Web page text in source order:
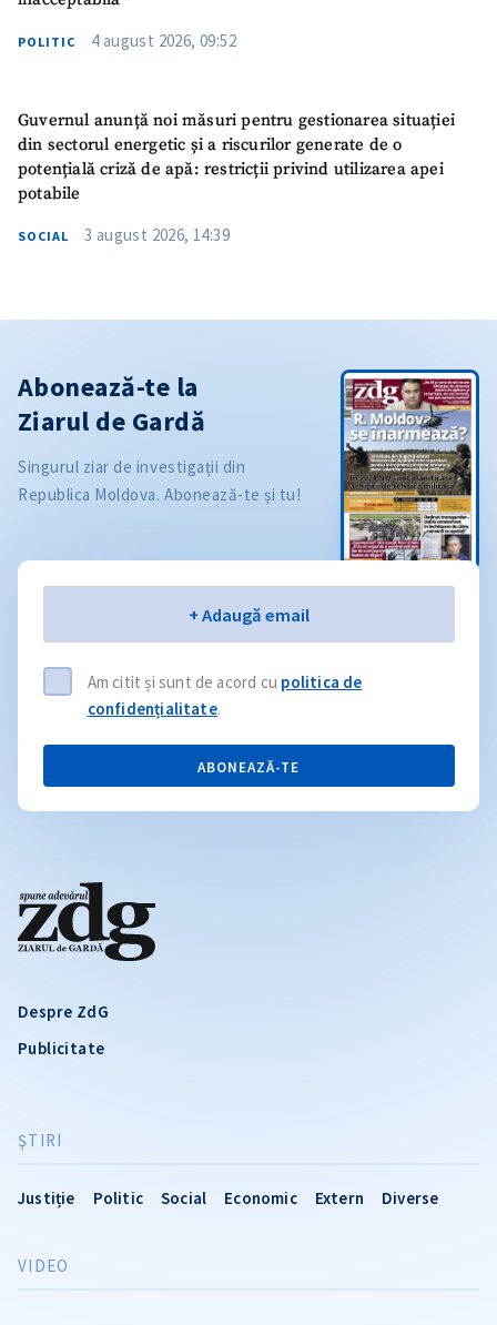
POLITIC 4 august 2026, 09:52
Guvernul anunță noi măsuri pentru gestionarea situației
din sectorul energetic și a riscurilor generate de o
potențială criză de apă: restricții privind utilizarea apei
potabile
SOCIAL 3 august 2026, 14:39
Despre ZdG
Publicitate
ŞTIRI
Justiție Politic Social Economic Extern Diverse
VIDEO
Abonează-te la
Ziarul de Gardă
Singurul ziar de investigații din
Republica Moldova. Abonează-te și tu!
+ Adaugă email
Am citit și sunt de acord cu politica de
confidențialitate.
ABONEAZĂ-TE